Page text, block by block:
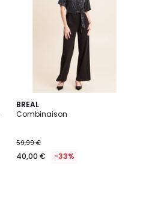
BREAL
Combinaison
59,99 €
40,00 € -33%